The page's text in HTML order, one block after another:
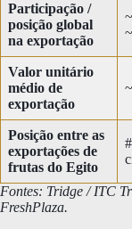
Participação /
posição global
na exportação
Valor unitário
médio de
exportação
Posição entre as
exportações de
frutas do Egito
Fontes: Tridge / ITC
FreshPlaza.